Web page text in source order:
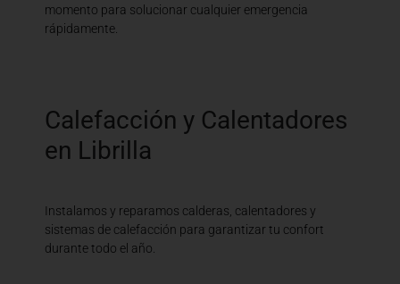
momento para solucionar cualquier emergencia
rápidamente.
Calefacción y Calentadores
en Librilla
Instalamos y reparamos calderas, calentadores y
sistemas de calefacción para garantizar tu confort
durante todo el año.